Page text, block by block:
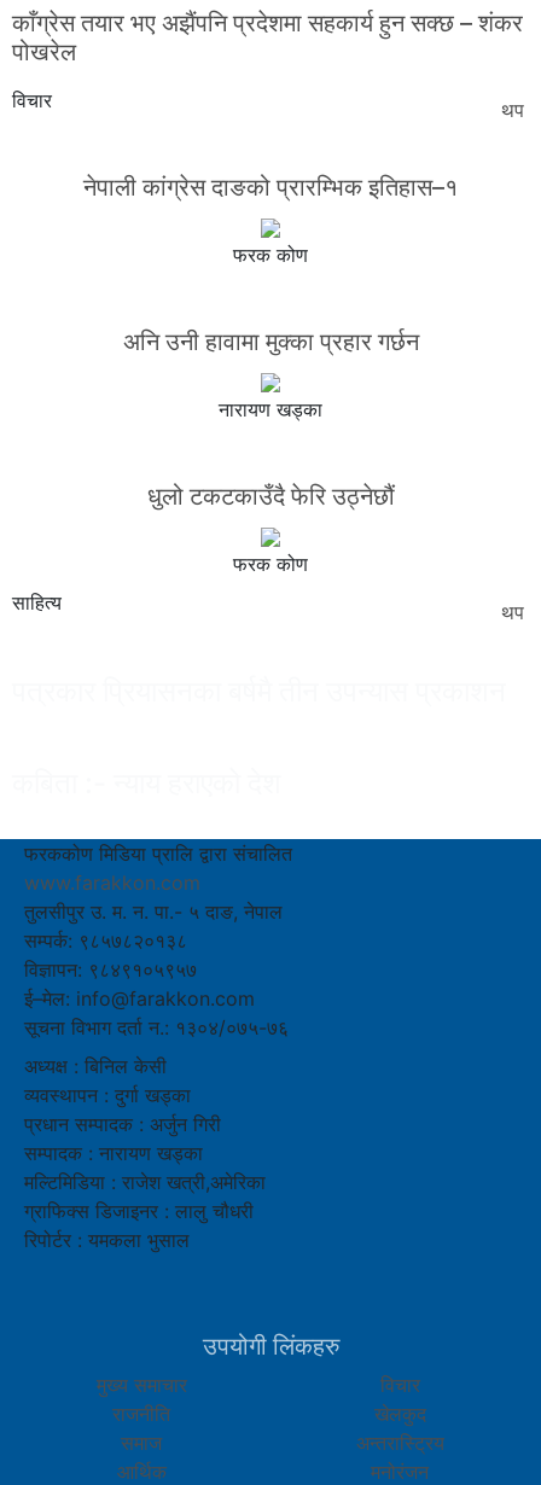
काँग्रेस तयार भए अझैंपनि प्रदेशमा सहकार्य हुन सक्छ – शंकर
पोखरेल
विचार थप
नेपाली कांग्रेस दाङको प्रारम्भिक इतिहास–१
फरक कोण
अनि उनी हावामा मुक्का प्रहार गर्छन
नारायण खड्का
धुलो टकटकाउँदै फेरि उठ्नेछौं
फरक कोण
साहित्य
थप
फरककोण मिडिया प्रालि द्वारा संचालित
www.farakkon.com
तुलसीपुर उ. म. न. पा.- ५ दाङ, नेपाल
सम्पर्क: ९८५७८२०१३८
विज्ञापन: ९८४९१०५९५७
ई–मेल: info@farakkon.com
सूचना विभाग दर्ता न.: १३०४/०७५-७६
अध्यक्ष : बिनिल केसी
व्यवस्थापन : दुर्गा खड्का
प्रधान सम्पादक : अर्जुन गिरी
सम्पादक : नारायण खड्का
मल्टिमिडिया : राजेश खत्री,अमेरिका
ग्राफिक्स डिजाइनर : लालु चौधरी
रिपोर्टर : यमकला भुसाल
उपयोगी लिंकहरु
मुख्य समाचार
राजनीति
समाज
आर्थिक
विचार
खेलकुद
अन्तरास्ट्रिय
मनोरंजन